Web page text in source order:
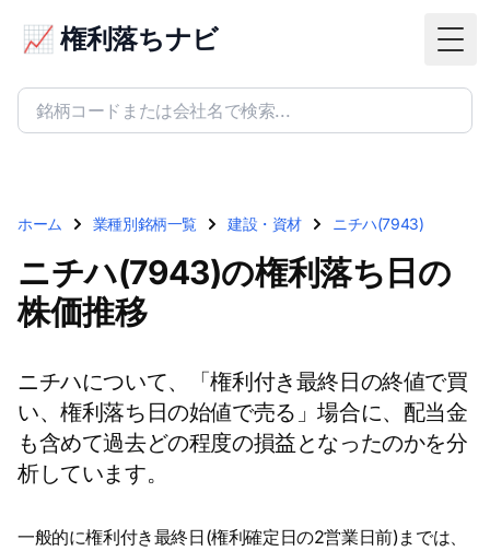
📈 権利落ちナビ
ホーム 業種別銘柄一覧 建設・資材 ニチハ(7943)
ニチハ(7943)の権利落ち日の
株価推移
ニチハについて、「権利付き最終日の終値で買
い、権利落ち日の始値で売る」場合に、配当金
も含めて過去どの程度の損益となったのかを分
析しています。
一般的に権利付き最終日(権利確定日の2営業日前)までは、